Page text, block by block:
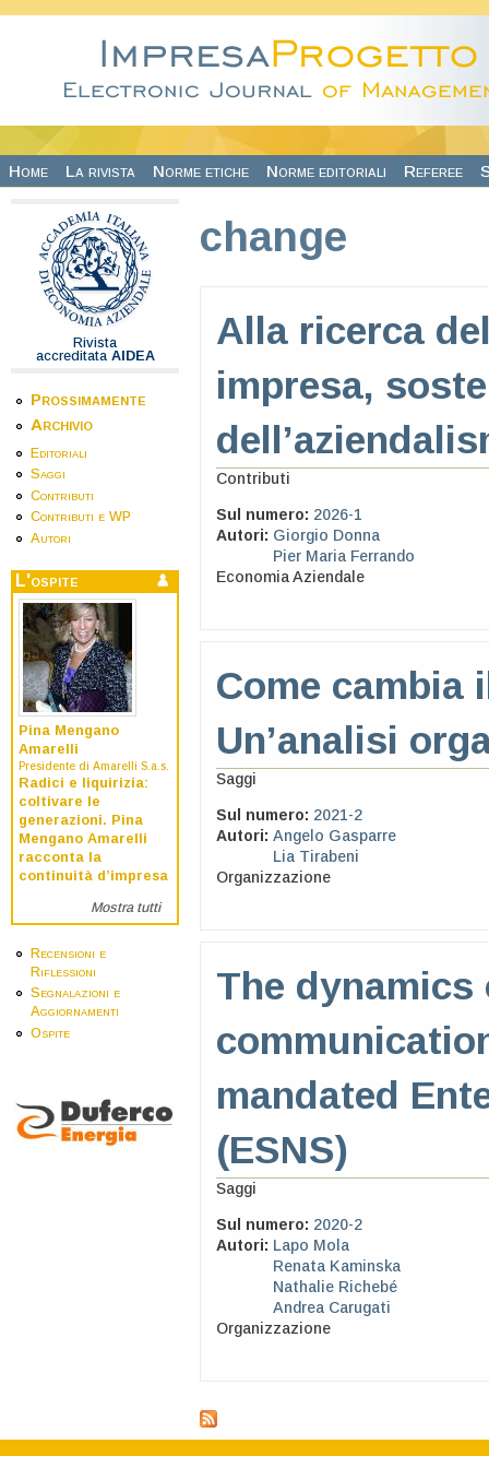
Home La rivista Norme etiche Norme editoriali Referee
Rivista
accreditata AIDEA
Prossimamente
Archivio
Editoriali
Saggi
Contributi
Contributi e WP
Autori
L'ospite
Pina Mengano
Amarelli
Presidente di Amarelli S.a.s.
Radici e liquirizia:
coltivare le
generazioni. Pina
Mengano Amarelli
racconta la
continuità d’impresa
Mostra tutti
Recensioni e
Riflessioni
Segnalazioni e
Aggiornamenti
Ospite
change
Alla ricerca
impresa,
Contributi
Sul numero: 2026-1
Autori: Giorgio Donna
Pier Maria Ferrando
Economia Aziendale
Come cambia
Un’analisi
Saggi
Sul numero: 2021-2
Autori: Angelo Gasparre
Lia Tirabeni
Organizzazione
The
mandated
(ESNS)
Saggi
Sul numero: 2020-2
Autori: Lapo Mola
Renata Kaminska
Nathalie Richebé
Andrea Carugati
Organizzazione